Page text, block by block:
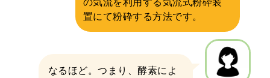
の気流を利用する気流式粉砕装
置にて粉砕する方法です。
なるほど。つまり、酵素によ